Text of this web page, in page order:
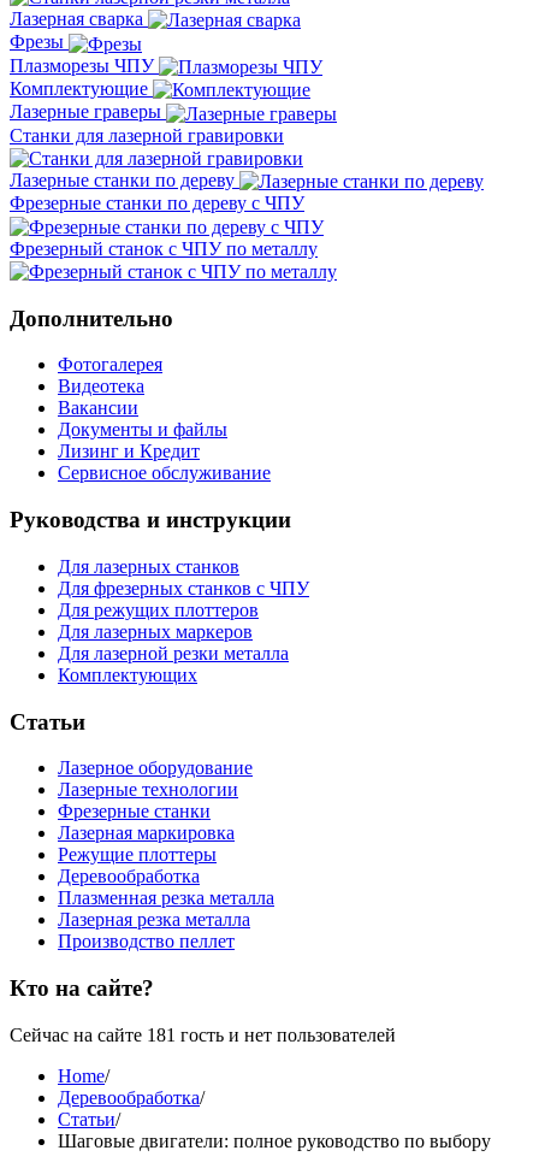
Лазерная сварка
Фрезы
Плазморезы ЧПУ
Комплектующие
Лазерные граверы
Станки для лазерной гравировки
Лазерные станки по дереву
Фрезерные станки по дереву с ЧПУ
Фрезерный станок с ЧПУ по металлу
Дополнительно
Фотогалерея
Видеотека
Вакансии
Документы и файлы
Лизинг и Кредит
Сервисное обслуживание
Руководства и инструкции
Для лазерных станков
Для фрезерных станков с ЧПУ
Для режущих плоттеров
Для лазерных маркеров
Для лазерной резки металла
Комплектующих
Статьи
Лазерное оборудование
Лазерные технологии
Фрезерные станки
Лазерная маркировка
Режущие плоттеры
Деревообработка
Плазменная резка металла
Лазерная резка металла
Производство пеллет
Кто на сайте?
Сейчас на сайте 181 гость и нет пользователей
Home/
Деревообработка/
Статьи/
Шаговые двигатели: полное руководство по выбору